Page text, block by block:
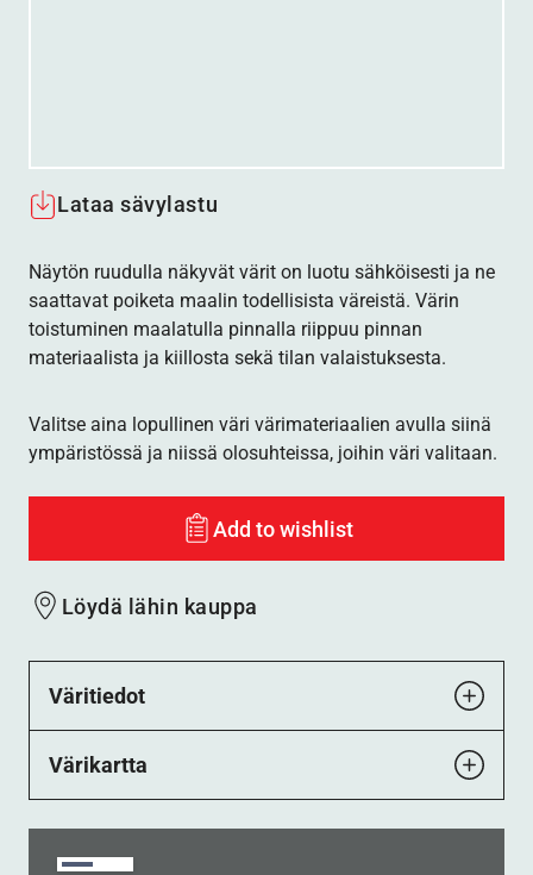
Lataa sävylastu
Näytön ruudulla näkyvät värit on luotu sähköisesti ja ne
saattavat poiketa maalin todellisista väreistä. Värin
toistuminen maalatulla pinnalla riippuu pinnan
materiaalista ja kiillosta sekä tilan valaistuksesta.
Valitse aina lopullinen väri värimateriaalien avulla siinä
ympäristössä ja niissä olosuhteissa, joihin väri valitaan.
Add to wishlist
Löydä lähin kauppa
Väritiedot
Värikartta